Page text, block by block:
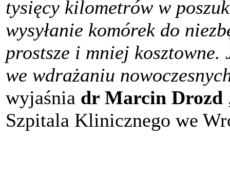
tysięcy kilometrów w
wysyłanie komórek do
prostsze i mniej kosztowne.
we wdrażaniu
wyjaśnia dr Marcin Drozd
Szpitala Klinicznego we